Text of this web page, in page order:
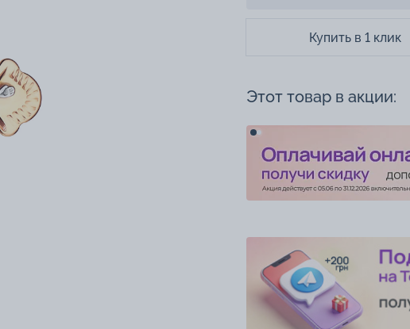
Купить в 1 клик
Этот товар в акции: